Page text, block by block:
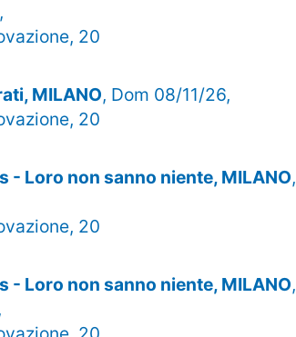
20
MILANO, Dom 08/11/26,
20
- Loro non sanno niente, MILANO,
20
- Loro non sanno niente, MILANO,